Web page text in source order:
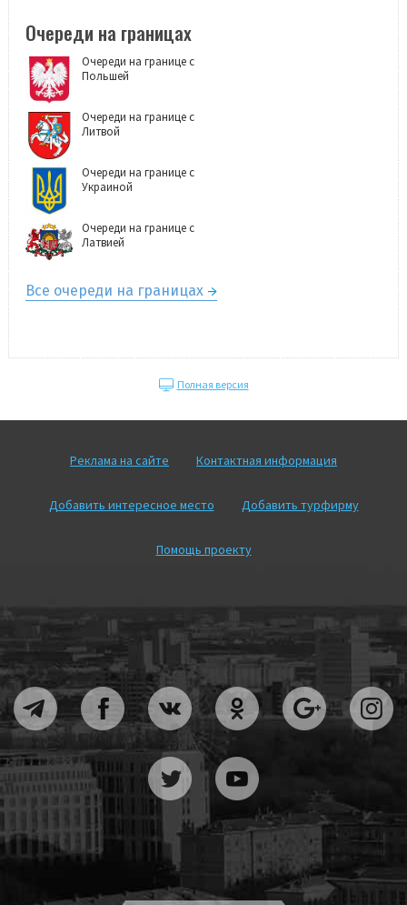
Очереди на границах
Очереди на границе с
Польшей
Очереди на границе с
Литвой
Очереди на границе с
Украиной
Очереди на границе с
Латвией
Все очереди на границах
Полная версия
Реклама на сайте Контактная информация
Добавить интересное место Добавить турфирму
Помощь проекту